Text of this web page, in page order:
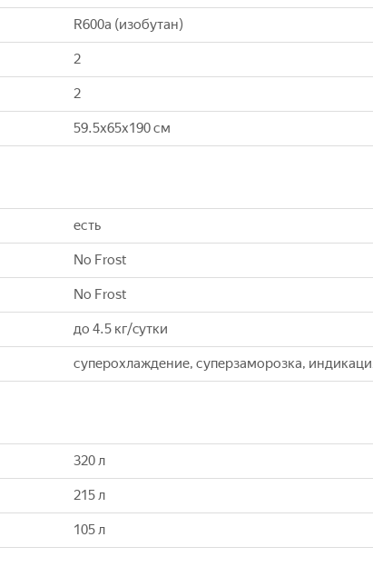
R600a (изобутан)
2
2
59.5x65x190 см
есть
No Frost
No Frost
до 4.5 кг/cутки
суперохлаждение, суперзаморозка,
320 л
215 л
105 л